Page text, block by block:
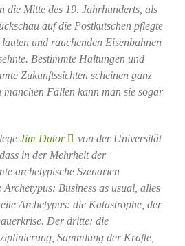
die Mitte des 19. Jahrhunderts, als
auf die Postkutschen pflegte
und rauchenden Eisenbahnen
Bestimmte Haltungen und
Zukunftssichten scheinen ganz
manchen Fällen kann man sie sogar
Jim Dator
von der Universität
in der Mehrheit der
archetypische Szenarien
Business as usual, alles
Archetypus: die Katastrophe, der
Der dritte: die
Sammlung der Kräfte,